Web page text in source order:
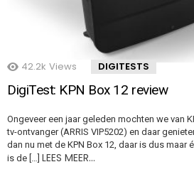
42.2k Views DIGITESTS
DigiTest: KPN Box 12 review
Ongeveer een jaar geleden mochten we van
tv-ontvanger (ARRIS VIP5202) en daar
dan nu met de KPN Box 12, daar is dus maar
is de […] LEES MEER…